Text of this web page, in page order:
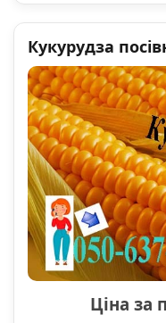
Кукурудза
Ціна за